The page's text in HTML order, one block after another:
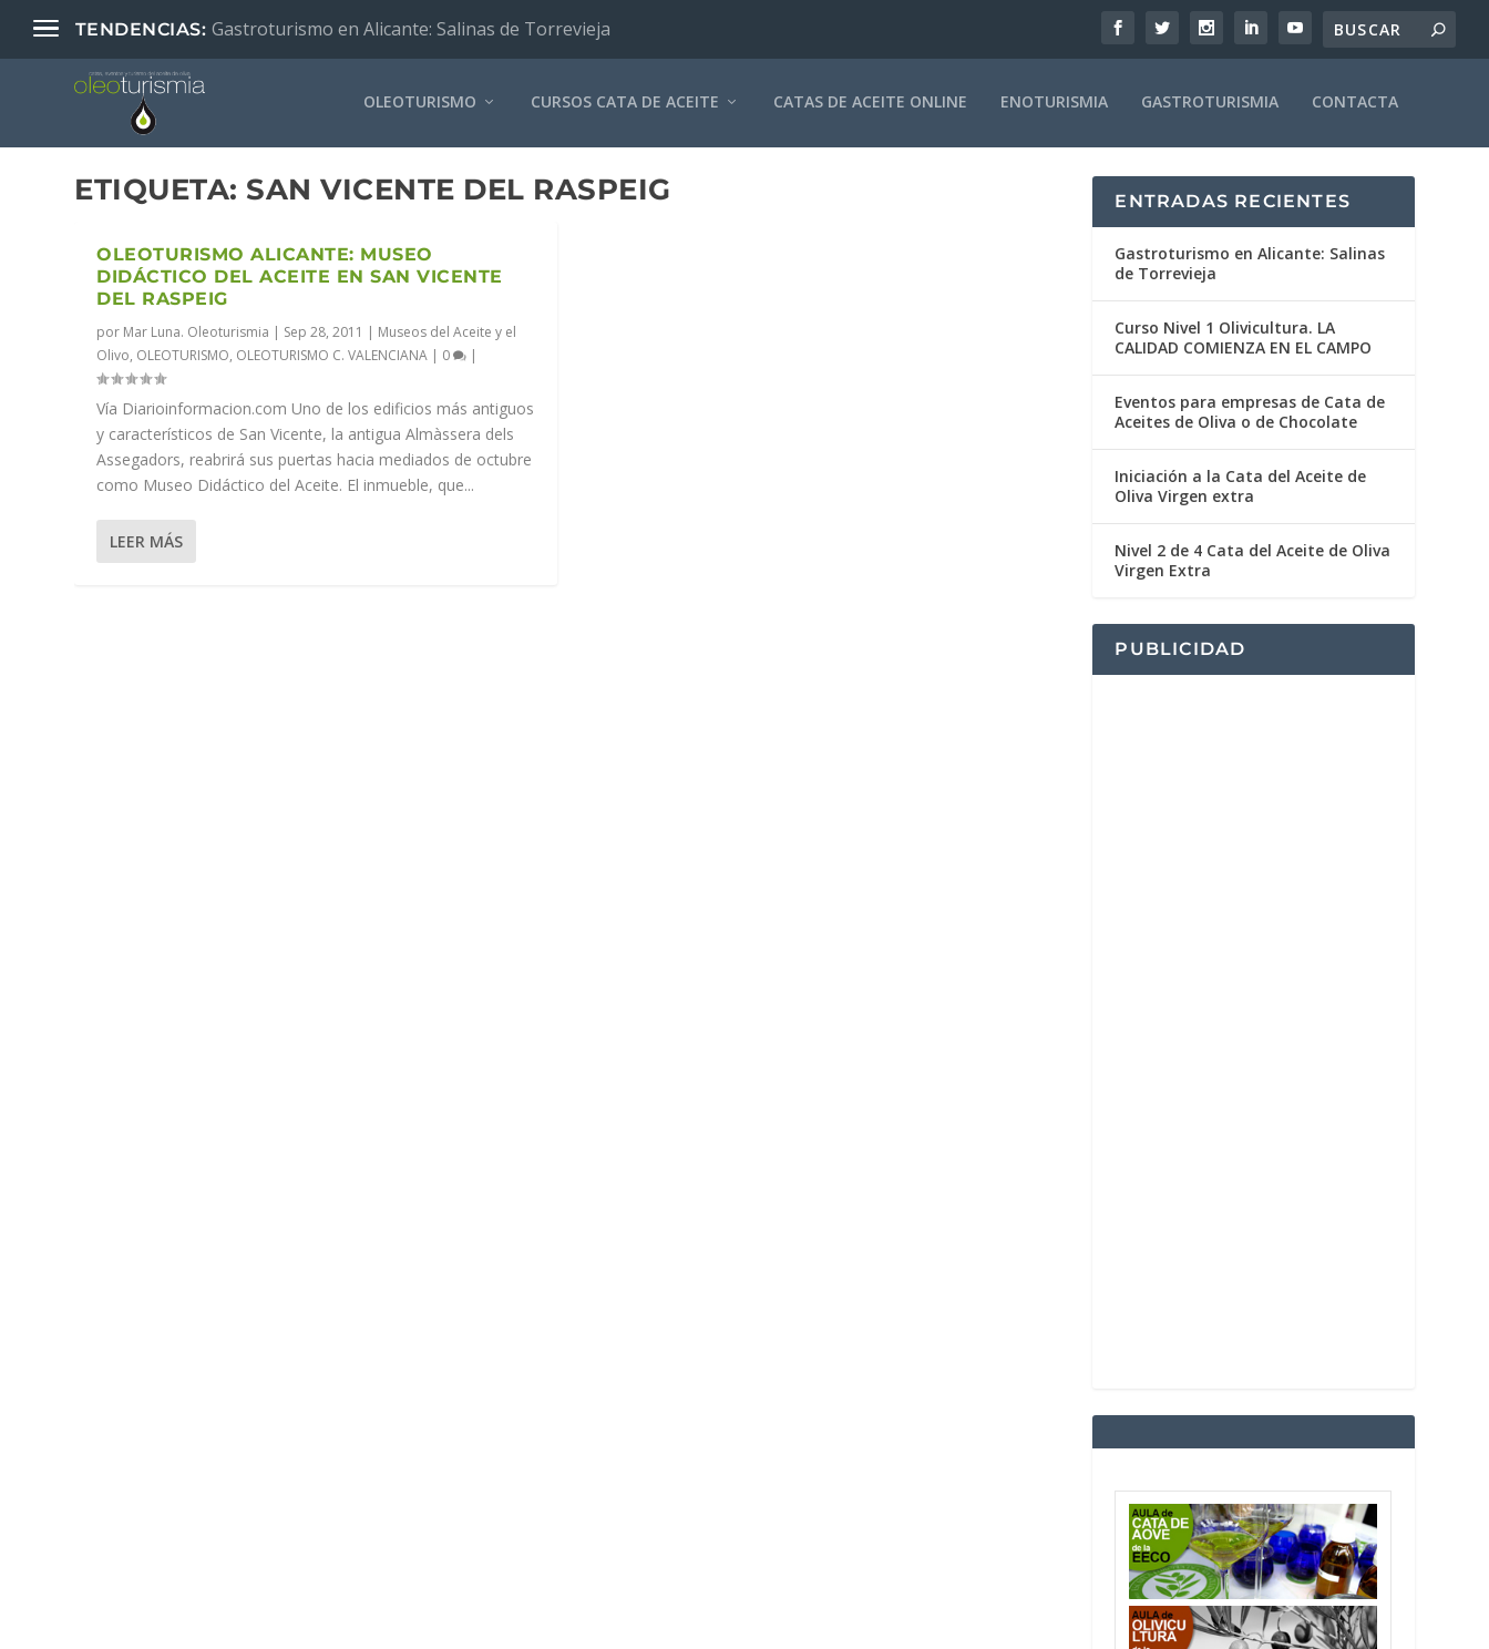
TENDENCIAS: Gastroturismo en Alicante: Salinas de Torrevieja
OLEOTURISMO CURSOS CATA DE ACEITE CATAS DE ACEITE ONLINE ENOTURISMIA GASTROTURISMIA CONTACTA
ETIQUETA: SAN VICENTE DEL RASPEIG
OLEOTURISMO ALICANTE: MUSEO
DIDÁCTICO DEL ACEITE EN SAN VICENTE
DEL RASPEIG
por Mar Luna. Oleoturismia | Sep 28, 2011 | Museos del Aceite y el
Olivo, OLEOTURISMO, OLEOTURISMO C. VALENCIANA | 0 |
Vía Diarioinformacion.com Uno de los edificios más antiguos
y característicos de San Vicente, la antigua Almàssera dels
Assegadors, reabrirá sus puertas hacia mediados de octubre
como Museo Didáctico del Aceite. El inmueble, que...
LEER MÁS
ENTRADAS RECIENTES
Gastroturismo en Alicante: Salinas
de Torrevieja
Curso Nivel 1 Olivicultura. LA
CALIDAD COMIENZA EN EL CAMPO
Eventos para empresas de Cata de
Aceites de Oliva o de Chocolate
Iniciación a la Cata del Aceite de
Oliva Virgen extra
Nivel 2 de 4 Cata del Aceite de Oliva
Virgen Extra
PUBLICIDAD